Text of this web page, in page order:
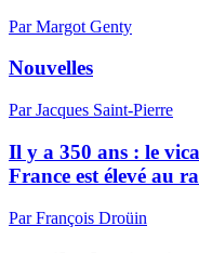
Par Margot Genty
Nouvelles
Par Jacques Saint-Pierre
Il y a 350 ans : le
France est élevé au
Par François Droüin